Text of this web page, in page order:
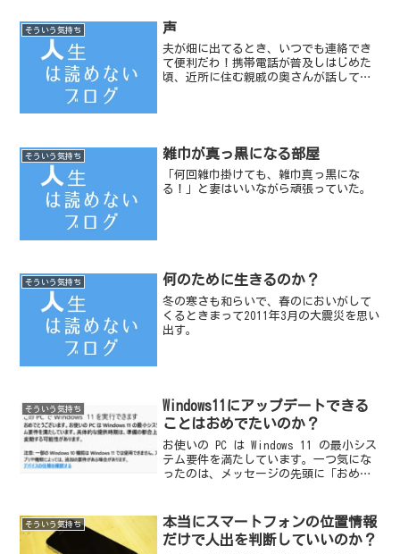
そういう気持ち 声
夫が畑に出てるとき、いつでも連絡でき
て便利だわ！携帯電話が普及しはじめた
頃、近所に住む親戚の奥さんが話してい
そういう気持ち 雑巾が真っ黒になる部屋
「何回雑巾掛けても、雑巾真っ黒にな
る！」と妻はいいながら頑張っていた。
そういう気持ち 何のために生きるのか？
冬の寒さも和らいで、春のにおいがして
くるときまって2011年3月の大震災を思い
出す。
そういう気持ち
Windows11にアップデートできる
ことはおめでたいのか？
お使いの PC は Windows 11 の最小シス
テム要件を満たしています。一つ気にな
ったのは、メッセージの先頭に「おめで
そういう気持ち
本当にスマートフォンの位置情報
だけで人出を判断していいのか？